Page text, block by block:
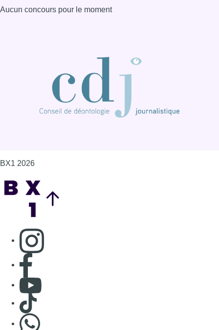
Aucun concours pour le moment
BX1 2026
Consulter page Instagram
Consulter page Facebook
Consulter Youtube
Consulter TikTok